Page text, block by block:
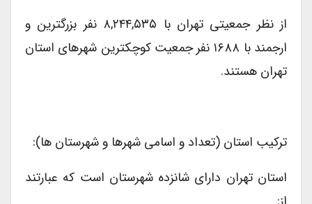
از نظر جمعیتی تهران با ۸,۲۴۴,۵۳۵ نفر بزرگترین و
ارجمند با ۱۶۸۸ نفر جمعیت کوچکترین شهرهای استان
تهران هستند.
ترکیب استان (تعداد و اسامی شهرها و شهرستان ها):
استان تهران دارای شانزده شهرستان است که عبارتند